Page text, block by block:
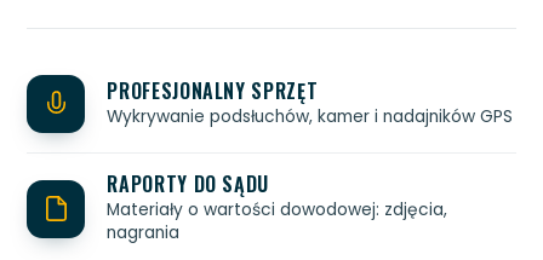
PROFESJONALNY SPRZĘT
Wykrywanie podsłuchów, kamer i nadajników GPS
RAPORTY DO SĄDU
Materiały o wartości dowodowej: zdjęcia,
nagrania